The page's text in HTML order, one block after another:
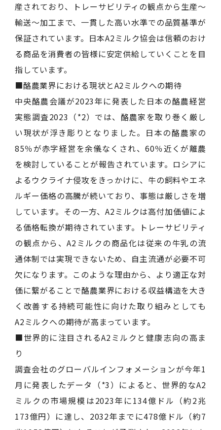
産されており、トレーサビリティの観点から生産～
輸送～加工まで、一貫した高い水準での品質基準が
保証されています。日本A2ミルク協会は信頼のおけ
る商品を消費者の皆様に安定供給していくことを目
指しています。
■酪農業界における現状とA2ミルクへの期待
中央酪農会議が2023年に発表した日本の酪農経営
実態調査2023（*2）では、酪農家を取り巻く厳し
い現状が浮き彫りとなりました。日本の酪農家の
85％が赤字経営を余儀なくされ、60％近くが離農
を検討していることが報告されています。ロシアに
よるウクライナ侵攻をきっかけに、牛の飼料やエネ
ルギー価格の高騰が続いており、事態は厳しさを増
しています。その一方、A2ミルクは高付加価値によ
る価格転換が期待されています。トレーサビリティ
の観点から、A2ミルクの商品化は従来の牛乳の流
通体制では実現できないため、自主流通が必要不可
欠になります。このような理由から、より適正な対
価に繋がることで酪農業界における収益構造を大き
く改善する持続可能性に向けた取り組みとしても
A2ミルクへの期待が高まっています。
■世界的に注目されるA2ミルクと健康志向の高ま
り
調査会社のグローバルインフォメーションが今年1
月に発表したデータ（*3）によると、世界的なA2
ミルクの市場規模は2023年に134億ドル（約2兆
173億円）に達し、2032年までに478億ドル（約7